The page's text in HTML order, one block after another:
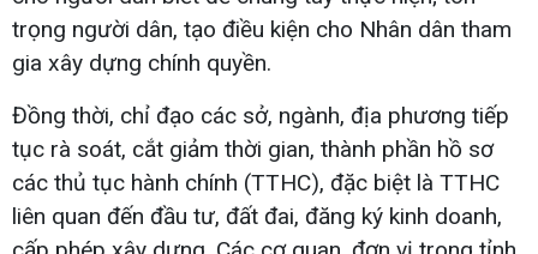
trọng người dân, tạo điều kiện cho Nhân dân tham
gia xây dựng chính quyền.
Đồng thời, chỉ đạo các sở, ngành, địa phương tiếp
tục rà soát, cắt giảm thời gian, thành phần hồ sơ
các thủ tục hành chính (TTHC), đặc biệt là TTHC
liên quan đến đầu tư, đất đai, đăng ký kinh doanh,